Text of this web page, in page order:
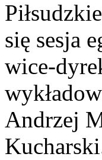
się sesja
wice-
Andrzej